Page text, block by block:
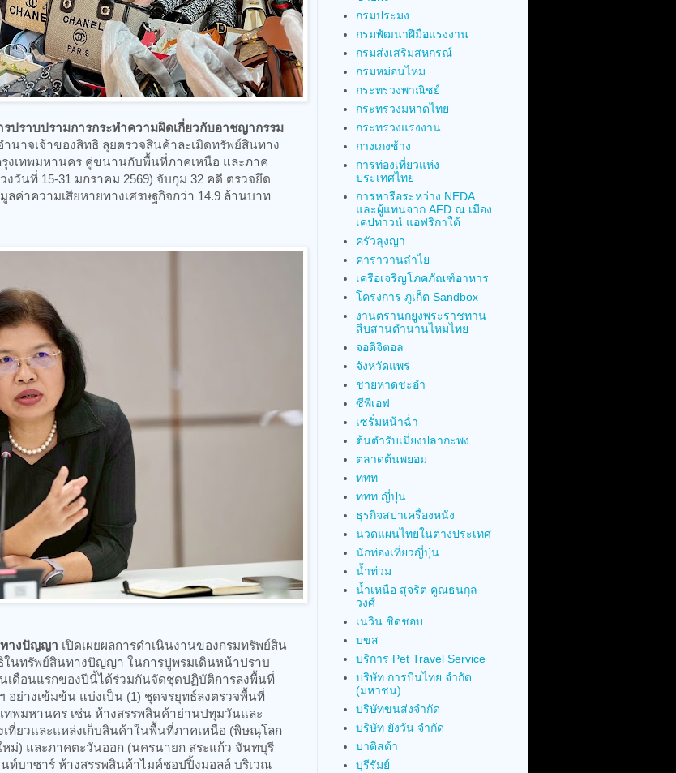
ราบปรามการกระทำความผิดเกี่ยวกับอาชญากรรม
นาจเจ้าของสิทธิ ลุยตรวจสินค้าละเมิดทรัพย์สินทาง
เทพมหานคร คู่ขนานกับพื้นที่ภาคเหนือ และภาค
วันที่ 15-31 มกราคม 2569) จับกุม 32 คดี ตรวจยึด
ค่าความเสียหายทางเศรษฐกิจกว่า 14.9 ล้านบาท
ทางปัญญา เปิดเผยผลการดำเนินงานของกรมทรัพย์สิน
นทรัพย์สินทางปัญญา ในการปูพรมเดินหน้าปราบ
ดือนแรกของปีนี้ได้ร่วมกันจัดชุดปฏิบัติการลงพื้นที่
อย่างเข้มข้น แบ่งเป็น (1) ชุดจรยุทธ์ลงตรวจพื้นที่
พมหานคร เช่น ห้างสรรพสินค้าย่านปทุมวันและ
เที่ยวและแหล่งเก็บสินค้าในพื้นที่ภาคเหนือ (พิษณุโลก
หม่) และภาคตะวันออก (นครนายก สระแก้ว จันทบุรี
ท์บาซาร์ ห้างสรรพสินค้าไมค์ชอปปิ้งมอลล์ บริเวณ
กรมประมง
กรมพัฒนาฝีมือแรงงาน
กรมส่งเสริมสหกรณ์
กรมหม่อนไหม
กระทรวงพาณิชย์
กระทรวงมหาดไทย
กระทรวงแรงงาน
กางเกงช้าง
การท่องเที่ยวแห่ง
ประเทศไทย
การหารือระหว่าง NEDA
และผู้แทนจาก AFD ณ เมือง
เคปทาวน์ แอฟริกาใต้
ครัวลุงญา
คาราวานลำไย
เครือเจริญโภคภัณฑ์อาหาร
โครงการ ภูเก็ต Sandbox
งานตรานกยูงพระราชทาน
สืบสานตำนานไหมไทย
จอดิจิตอล
จังหวัดแพร่
ชายหาดชะอำ
ซีพีเอฟ
เซรั่มหน้าฉ่ำ
ต้นตำรับเมี่ยงปลากะพง
ตลาดต้นพยอม
ททท
ททท ญี่ปุ่น
ธุรกิจสปาเครื่องหนัง
นวดแผนไทยในต่างประเทศ
นักท่องเที่ยวญี่ปุ่น
น้ำท่วม
น้ำเหนือ สุจริต คูณธนกุล
วงศ์
เนวิน ชิดชอบ
บขส
บริการ Pet Travel Service
บริษัท การบินไทย จำกัด
(มหาชน)
บริษัทขนส่งจำกัด
บริษัท ยังวัน จำกัด
บาติสต้า
บุรีรัมย์